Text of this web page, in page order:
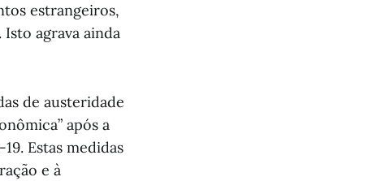
estrangeiros,
agrava ainda
de austeridade
após a
Estas medidas
e à